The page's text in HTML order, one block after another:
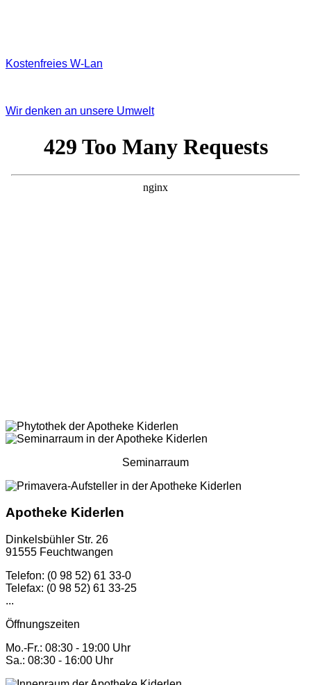
Kostenfreies W‐Lan
Wir denken an unsere Umwelt
Seminarraum
Apotheke Kiderlen
Dinkelsbühler Str. 26
91555 Feuchtwangen
Telefon: (0 98 52) 61 33-0
Telefax: (0 98 52) 61 33-25
...
Öffnungszeiten
Mo.-Fr.: 08:30 - 19:00 Uhr
Sa.: 08:30 - 16:00 Uhr